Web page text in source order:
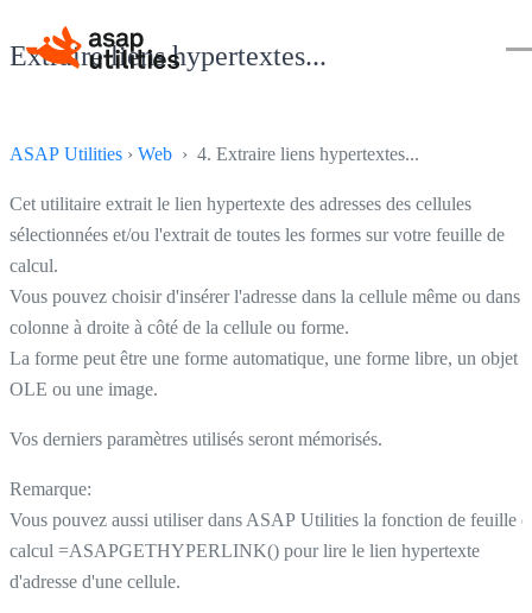
Extraire liens hypertextes...
ASAP Utilities › Web › 4. Extraire liens hypertextes...
Cet utilitaire extrait le lien hypertexte des adresses des cellules
sélectionnées et/ou l'extrait de toutes les formes sur votre feuille de
calcul.
Vous pouvez choisir d'insérer l'adresse dans la cellule même ou dans
colonne à droite à côté de la cellule ou forme.
La forme peut être une forme automatique, une forme libre, un objet
OLE ou une image.
Vos derniers paramètres utilisés seront mémorisés.
Remarque:
Vous pouvez aussi utiliser dans ASAP Utilities la fonction de feuille
calcul =ASAPGETHYPERLINK() pour lire le lien hypertexte
d'adresse d'une cellule.